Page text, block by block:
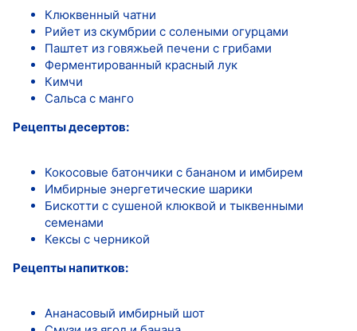
Клюквенный чатни
Рийет из скумбрии с солеными огурцами
Паштет из говяжьей печени с грибами
Ферментированный красный лук
Кимчи
Сальса с манго
Рецепты десертов:
Кокосовые батончики с бананом и имбирем
Имбирные энергетические шарики
Бискотти с сушеной клюквой и тыквенными
семенами
Кексы с черникой
Рецепты напитков:
Ананасовый имбирный шот